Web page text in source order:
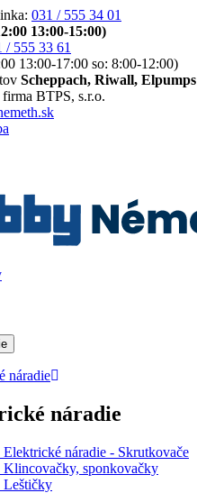
031 / 555 34 01
13:00-15:00)
/ 555 33 61
13:00-17:00 so: 8:00-12:00)
Scheppach, Riwall, Elpumps
firma BTPS, s.r.o.
náradie
náradie
Elektrické náradie - Skrutkovače
Klincovačky, sponkovačky
Leštičky